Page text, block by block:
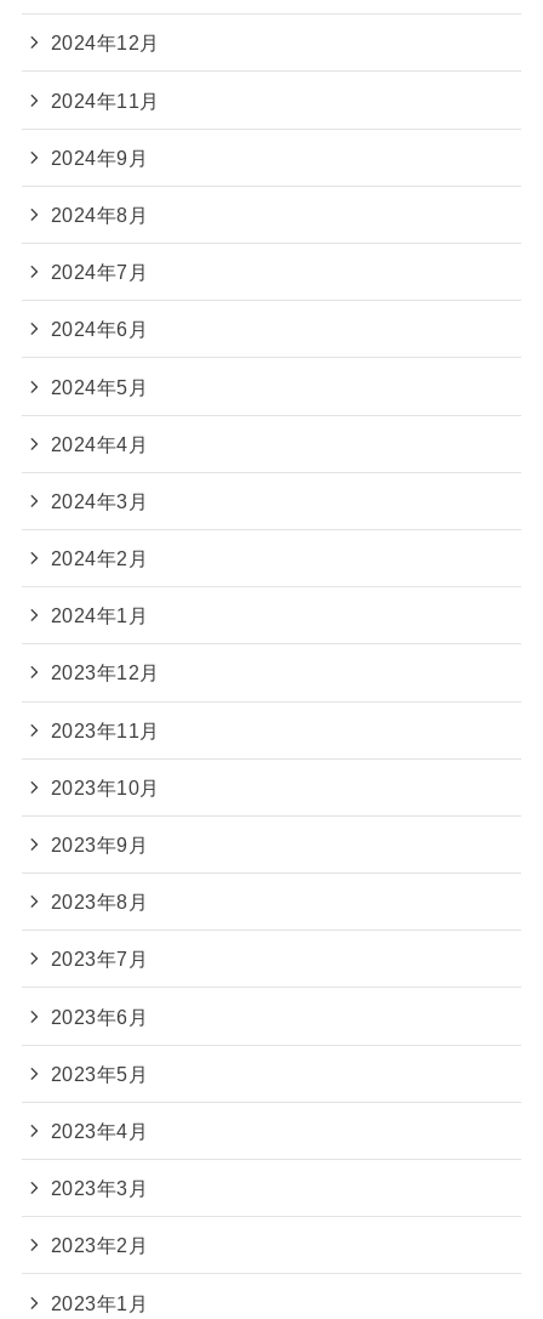
2024年12月
2024年11月
2024年9月
2024年8月
2024年7月
2024年6月
2024年5月
2024年4月
2024年3月
2024年2月
2024年1月
2023年12月
2023年11月
2023年10月
2023年9月
2023年8月
2023年7月
2023年6月
2023年5月
2023年4月
2023年3月
2023年2月
2023年1月